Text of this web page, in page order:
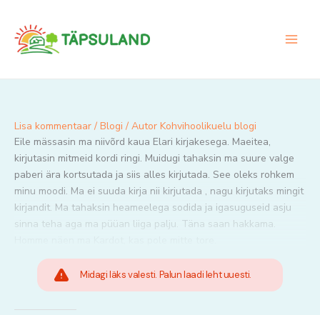
content
Lisa kommentaar / Blogi / Autor Kohvihoolikuelu blogi
Eile mässasin ma niivõrd kaua Elari kirjakesega. Maeitea,
kirjutasin mitmeid kordi ringi. Muidugi tahaksin ma suure valge
paberi ära kortsutada ja siis alles kirjutada. See oleks rohkem
minu moodi. Ma ei suuda kirja nii kirjutada , nagu kirjutaks mingit
kirjandit. Ma tahaksin heameelega sodida ja igasuguseid asju
sinna teha aga ma püüan liiga palju. Täna saan hakkama.
Midagi läks valesti. Palun laadi leht uuesti.